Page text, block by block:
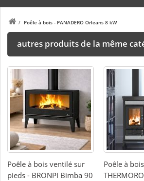
/ Poêle à bois - PANADERO Orleans 8 kW
autres produits de la même
Poêle à bois ventilé sur
pieds - BRONPI Bimba 90
Poêle à